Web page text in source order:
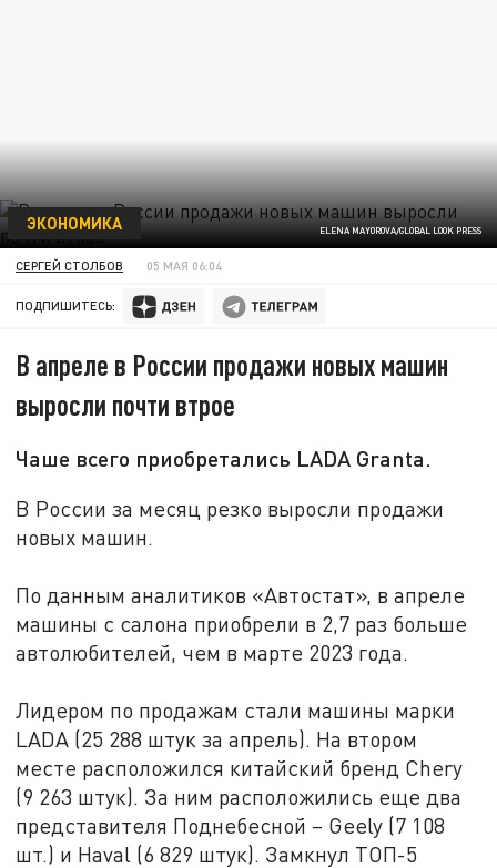
ELENA MAYOROVA/GLOBAL LOOK PRESS
ЭКОНОМИКА
СЕРГЕЙ СТОЛБОВ 05 МАЯ 06:04
ПОДПИШИТЕСЬ:
В апреле в России продажи новых машин
выросли почти втрое
Чаше всего приобретались LADA Granta.
В России за месяц резко выросли продажи
новых машин.
По данным аналитиков «Автостат», в апреле
машины с салона приобрели в 2,7 раз больше
автолюбителей, чем в марте 2023 года.
Лидером по продажам стали машины марки
LADA (25 288 штук за апрель). На втором
месте расположился китайский бренд Chery
(9 263 штук). За ним расположились еще два
представителя Поднебесной – Geely (7 108
шт.) и Haval (6 829 штук). Замкнул ТОП-5